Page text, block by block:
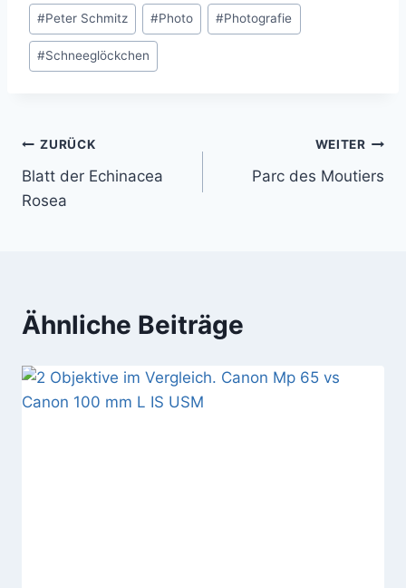
#Peter Schmitz #Photo #Photografie
#Schneeglöckchen
Beitragsnavigation
ZURÜCK
Blatt der Echinacea
Rosea
WEITER
Parc des Moutiers
Ähnliche Beiträge